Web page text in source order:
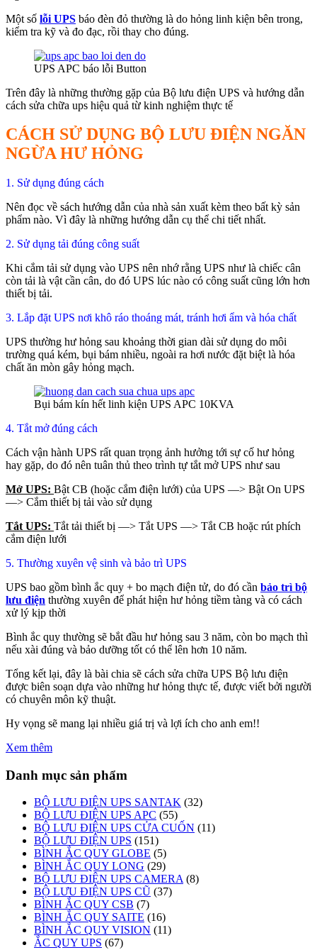
Một số lỗi UPS báo đèn đỏ thường là do hỏng linh kiện bên trong,
kiểm tra kỹ và đo đạc, rồi thay cho đúng.
UPS APC báo lỗi Button
Trên đây là những thường gặp của Bộ lưu điện UPS và hướng dẫn
cách sửa chữa ups hiệu quả từ kinh nghiệm thực tế
CÁCH SỬ DỤNG BỘ LƯU ĐIỆN NGĂN
NGỪA HƯ HỎNG
1. Sử dụng đúng cách
Nên đọc về sách hướng dẫn của nhà sản xuất kèm theo bất kỳ sản
phẩm nào. Vì đây là những hướng dẫn cụ thể chi tiết nhất.
2. Sử dụng tải đúng công suất
Khi cắm tải sử dụng vào UPS nên nhớ rằng UPS như là chiếc cân
còn tải là vật cần cân, do đó UPS lúc nào có công suất cũng lớn hơn
thiết bị tải.
3. Lắp đặt UPS nơi khô ráo thoáng mát, tránh hơi ẩm và hóa chất
UPS thường hư hỏng sau khoảng thời gian dài sử dụng do môi
trường quá kém, bụi bám nhiều, ngoài ra hơi nước đặt biệt là hóa
chất ăn mòn gây hỏng mạch.
Bụi bám kín hết linh kiện UPS APC 10KVA
4. Tắt mở đúng cách
Cách vận hành UPS rất quan trọng ảnh hưởng tới sự cố hư hỏng
hay gặp, do đó nên tuân thủ theo trình tự tắt mở UPS như sau
Mở UPS: Bật CB (hoặc cắm điện lưới) của UPS —> Bật On UPS
—> Cắm thiết bị tải vào sử dụng
Tắt UPS: Tắt tải thiết bị —> Tắt UPS —> Tắt CB hoặc rút phích
cắm điện lưới
5. Thường xuyên vệ sinh và bảo trì UPS
UPS bao gồm bình ắc quy + bo mạch điện tử, do đó cần bảo trì bộ
lưu điện thường xuyên để phát hiện hư hỏng tiềm tàng và có cách
xử lý kịp thời
Bình ắc quy thường sẽ bắt đầu hư hỏng sau 3 năm, còn bo mạch thì
nếu xài đúng và bảo dưỡng tốt có thể lên hơn 10 năm.
Tổng kết lại, đây là bài chia sẽ cách sửa chữa UPS Bộ lưu điện
được biên soạn dựa vào những hư hỏng thực tế, được viết bởi người
có chuyên môn kỹ thuật.
Hy vọng sẽ mang lại nhiều giá trị và lợi ích cho anh em!!
Xem thêm
Danh mục sản phẩm
BỘ LƯU ĐIỆN UPS SANTAK (32)
BỘ LƯU ĐIỆN UPS APC (55)
BỘ LƯU ĐIỆN UPS CỬA CUỐN (11)
BỘ LƯU ĐIỆN UPS (151)
BÌNH ẮC QUY GLOBE (5)
BÌNH ẮC QUY LONG (29)
BỘ LƯU ĐIỆN UPS CAMERA (8)
BỘ LƯU ĐIỆN UPS CŨ (37)
BÌNH ẮC QUY CSB (7)
BÌNH ẮC QUY SAITE (16)
BÌNH ẮC QUY VISION (11)
ẮC QUY UPS (67)